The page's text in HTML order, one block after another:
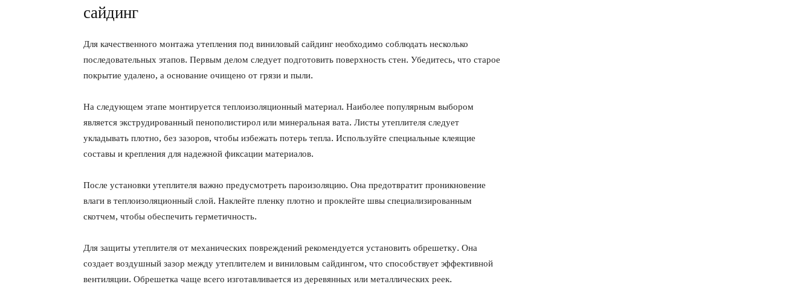
сайдинг
Для качественного монтажа утепления под виниловый сайдинг необходимо соблюдать несколько
последовательных этапов. Первым делом следует подготовить поверхность стен. Убедитесь, что старое
покрытие удалено, а основание очищено от грязи и пыли.
На следующем этапе монтируется теплоизоляционный материал. Наиболее популярным выбором
является экструдированный пенополистирол или минеральная вата. Листы утеплителя следует
укладывать плотно, без зазоров, чтобы избежать потерь тепла. Используйте специальные клеящие
составы и крепления для надежной фиксации материалов.
После установки утеплителя важно предусмотреть пароизоляцию. Она предотвратит проникновение
влаги в теплоизоляционный слой. Наклейте пленку плотно и проклейте швы специализированным
скотчем, чтобы обеспечить герметичность.
Для защиты утеплителя от механических повреждений рекомендуется установить обрешетку. Она
создает воздушный зазор между утеплителем и виниловым сайдингом, что способствует эффективной
вентиляции. Обрешетка чаще всего изготавливается из деревянных или металлических реек.